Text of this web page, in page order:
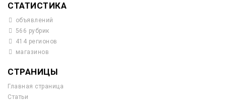
СТАТИСТИКА
объявлений
566 рубрик
414 регионов
магазинов
СТРАНИЦЫ
Главная страница
Статьи